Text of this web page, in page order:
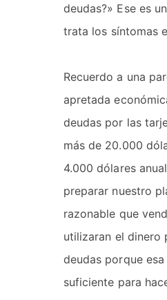
deudas?» Ese es
trata los síntomas
Recuerdo a una
apretada
deudas por las
más de 20.000
4.000 dólares
preparar nuestro
razonable que
utilizaran el dinero
deudas porque
suficiente para